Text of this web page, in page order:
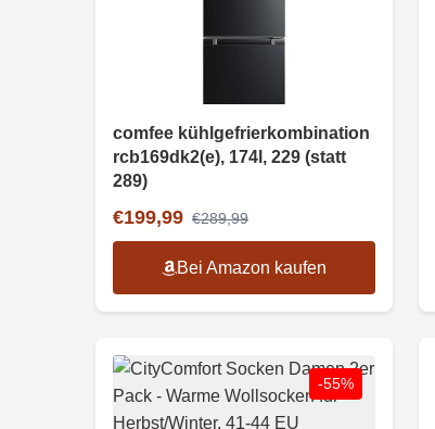
comfee kühlgefrierkombination
rcb169dk2(e), 174l, 229 (statt
289)
€199,99 €289,99
Bei Amazon kaufen
-55%